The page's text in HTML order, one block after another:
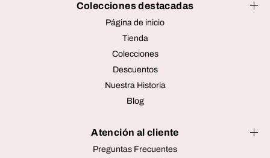
Colecciones destacadas
Página de inicio
Tienda
Colecciones
Descuentos
Nuestra Historia
Blog
Atención al cliente
Preguntas Frecuentes